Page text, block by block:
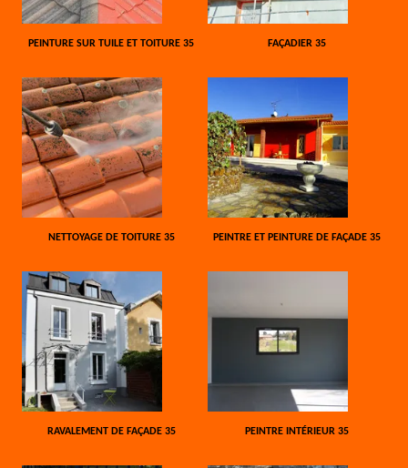
PEINTURE SUR TUILE ET TOITURE 35 FAÇADIER 35
NETTOYAGE DE TOITURE 35 PEINTRE ET PEINTURE DE FAÇADE 35
RAVALEMENT DE FAÇADE 35 PEINTRE INTÉRIEUR 35